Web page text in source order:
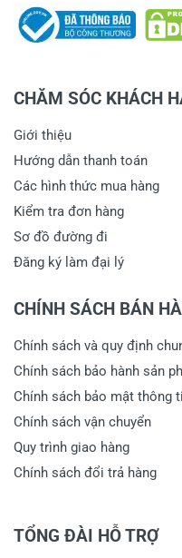
CHĂM SÓC KHÁCH
Giới thiệu
Hướng dẫn thanh toán
Các hình thức mua hàng
Kiểm tra đơn hàng
Sơ đồ đường đi
Đăng ký làm đại lý
CHÍNH SÁCH BÁN
Chính sách và quy định
Chính sách bảo hành sản
Chính sách bảo mật thông
Chính sách vận chuyển
Quy trình giao hàng
Chính sách đổi trả hàng
TỔNG ĐÀI HỖ TRỢ